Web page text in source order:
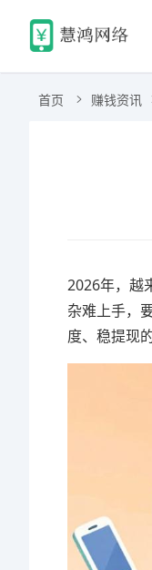
首页 赚钱资讯
2026年，越
杂难上手，
度、稳提现